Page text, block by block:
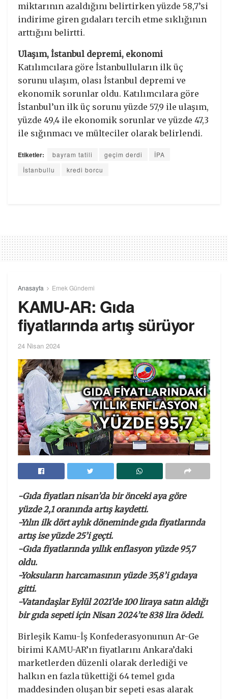
miktarının azaldığını belirtirken yüzde 58,7’si
indirime giren gıdaları tercih etme sıklığının
arttığını belirtti.
Ulaşım, İstanbul depremi, ekonomi
Katılımcılara göre İstanbulluların ilk üç
sorunu ulaşım, olası İstanbul depremi ve
ekonomik sorunlar oldu. Katılımcılara göre
İstanbul’un ilk üç sorunu yüzde 57,9 ile ulaşım,
yüzde 49,4 ile ekonomik sorunlar ve yüzde 47,3
ile sığınmacı ve mülteciler olarak belirlendi.
Etiketler: bayram tatili geçim derdi
İPA
İstanbullu
kredi borcu
Anasayfa Emek Gündemi
KAMU-AR: Gıda
fiyatlarında artış sürüyor
24 Nisan 2024
-Gıda fiyatları nisan’da bir önceki aya göre
yüzde 2,1 oranında artış kaydetti.
-Yılın ilk dört aylık döneminde gıda fiyatlarında
artış ise yüzde 25’i geçti.
-Gıda fiyatlarında yıllık enflasyon yüzde 95,7
oldu.
-Yoksuların harcamasının yüzde 35,8’i gıdaya
gitti.
-Vatandaşlar Eylül 2021’de 100 liraya satın aldığı
bir gıda sepeti için Nisan 2024’te 838 lira ödedi.
Birleşik Kamu-İş Konfederasyonunun Ar-Ge
birimi KAMU-AR’ın fiyatlarını Ankara’daki
marketlerden düzenli olarak derlediği ve
halkın en fazla tükettiği 64 temel gıda
maddesinden oluşan bir sepeti esas alarak